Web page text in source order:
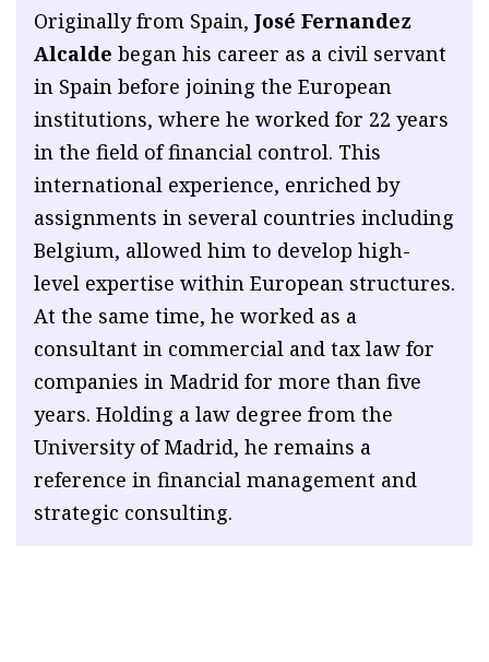
Originally from Spain, José Fernandez
Alcalde began his career as a civil servant
in Spain before joining the European
institutions, where he worked for 22 years
in the field of financial control. This
international experience, enriched by
assignments in several countries including
Belgium, allowed him to develop high-
level expertise within European structures.
At the same time, he worked as a
consultant in commercial and tax law for
companies in Madrid for more than five
years. Holding a law degree from the
University of Madrid, he remains a
reference in financial management and
strategic consulting.